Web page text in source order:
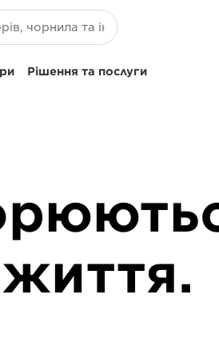
Рішення та послуги